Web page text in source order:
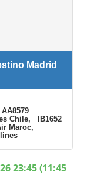
Madrid
Chile, IB1652
Maroc,
23:45 (11:45